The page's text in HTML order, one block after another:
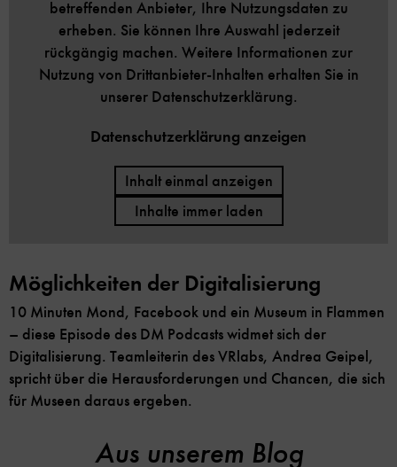
betreffenden Anbieter, Ihre Nutzungsdaten zu
erheben. Sie können Ihre Auswahl jederzeit
rückgängig machen. Weitere Informationen zur
Nutzung von Drittanbieter-Inhalten erhalten Sie in
unserer Datenschutzerklärung.
Datenschutzerklärung anzeigen
Inhalt einmal anzeigen
Inhalte immer laden
Möglichkeiten der Digitalisierung
10 Minuten Mond, Facebook und ein Museum in Flammen
– diese Episode des DM Podcasts widmet sich der
Digitalisierung. Teamleiterin des VRlabs, Andrea Geipel,
spricht über die Herausforderungen und Chancen, die sich
für Museen daraus ergeben.
Aus unserem Blog